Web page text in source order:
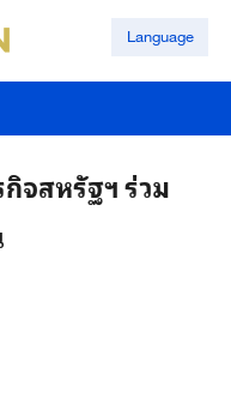
Language
จสหรัฐฯ ร่วม